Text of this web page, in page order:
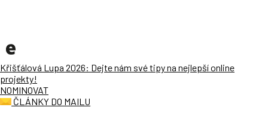
Křišťálová Lupa 2026: Dejte nám své tipy na nejlepší online
projekty!
NOMINOVAT
ČLÁNKY DO MAILU